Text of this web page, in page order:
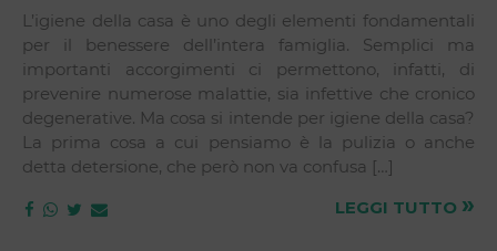
L’igiene della casa è uno degli elementi fondamentali
per il benessere dell’intera famiglia. Semplici ma
importanti accorgimenti ci permettono, infatti, di
prevenire numerose malattie, sia infettive che cronico
degenerative. Ma cosa si intende per igiene della casa?
La prima cosa a cui pensiamo è la pulizia o anche
detta detersione, che però non va confusa […]
LEGGI TUTTO »